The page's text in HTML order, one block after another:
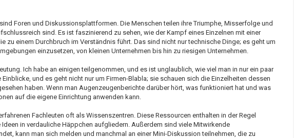
Foren und Diskussionsplattformen. Die Menschen teilen ihre Triumphe, Misserfolge und
sind. Es ist faszinierend zu sehen, wie der Kampf eines Einzelnen mit einer
einem Durchbruch im Verständnis führt. Das sind nicht nur technische Dinge; es geht um
einzusetzen, von kleinen Unternehmen bis hin zu riesigen Unternehmen.
Ich habe an einigen teilgenommen, und es ist unglaublich, wie viel man in nur ein paar
und es geht nicht nur um Firmen-Blabla; sie schauen sich die Einzelheiten dessen
haben. Wenn man Augenzeugenberichte darüber hört, was funktioniert hat und was
auf die eigene Einrichtung anwenden kann.
Fachleuten oft als Wissenszentren. Diese Ressourcen enthalten in der Regel
in verdauliche Häppchen aufgliedern. Außerdem sind viele Mitwirkende
kann man sich melden und manchmal an einer Mini-Diskussion teilnehmen, die zu